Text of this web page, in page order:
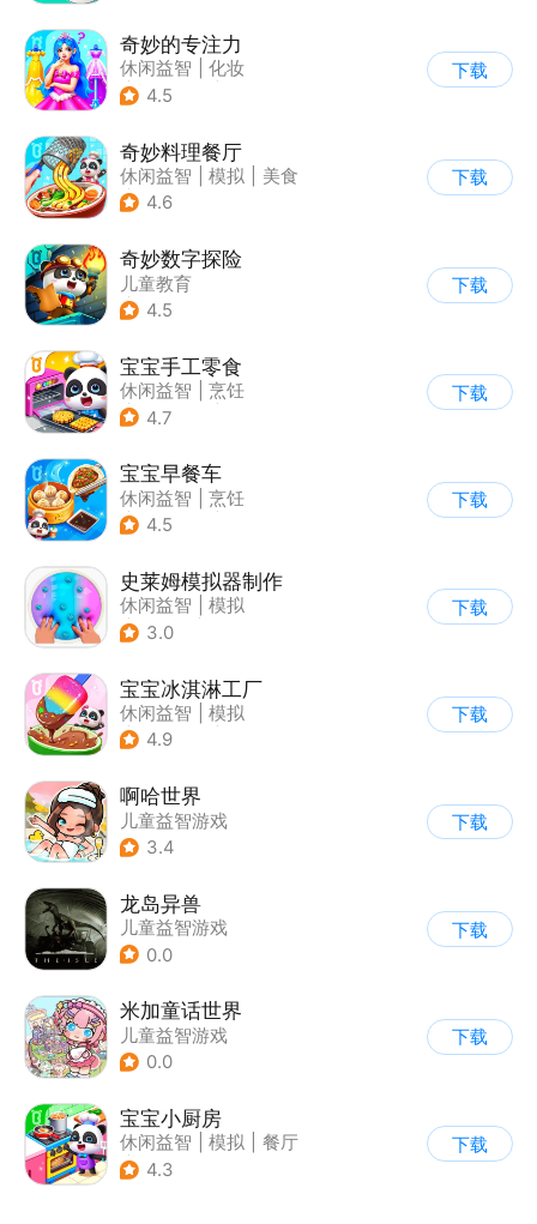
奇妙的专注力
休闲益智
化妆
| 宝宝巴士
4.5
下载
奇妙料理餐厅
休闲益智 模拟
美食
| 宝宝巴士
4.6
下载
奇妙数字探险
儿童教育
| 儿童益智游戏
4.5
下载
宝宝手工零食
休闲益智
烹饪
| 宝宝巴士
4.7
下载
宝宝早餐车
休闲益智
烹饪
| 宝宝巴士
4.5
下载
史莱姆模拟器制作
休闲益智
模拟
| 史莱姆
3.0
下载
宝宝冰淇淋工厂
休闲益智
模拟
| 宝宝巴士
4.9
下载
啊哈世界
儿童益智游戏
3.4
下载
龙岛异兽
儿童益智游戏
0.0
下载
米加童话世界
儿童益智游戏
0.0
下载
宝宝小厨房
休闲益智 模拟
餐厅
| 宝宝巴士
4.3
下载